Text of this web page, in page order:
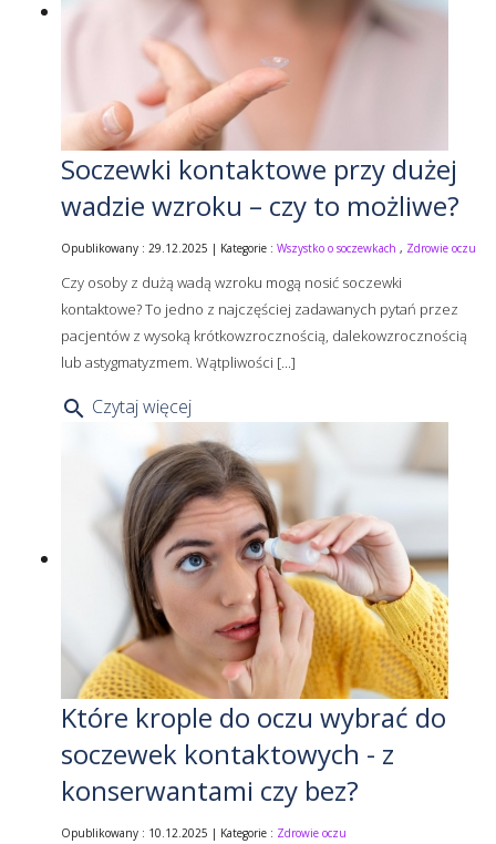
Soczewki kontaktowe przy dużej
wadzie wzroku – czy to możliwe?
Opublikowany : 29.12.2025 | Kategorie : Wszystko o soczewkach , Zdrowie oczu
Czy osoby z dużą wadą wzroku mogą nosić soczewki
kontaktowe? To jedno z najczęściej zadawanych pytań przez
pacjentów z wysoką krótkowzrocznością, dalekowzrocznością
lub astygmatyzmem. Wątpliwości [...]
search Czytaj więcej
Które krople do oczu wybrać do
soczewek kontaktowych - z
konserwantami czy bez?
Opublikowany : 10.12.2025 | Kategorie : Zdrowie oczu